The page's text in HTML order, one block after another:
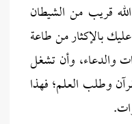
قريب من الشيطان
بالإكثار من طاعة
والدعاء، وأن تشغل
وطلب العلم؛ فهذا